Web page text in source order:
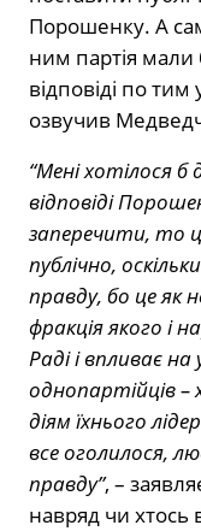
Порошенку. А
ним партія мали
відповіді по тим
озвучив
“Мені хотілося б
відповіді
заперечити, то
публічно,
правду, бо це як
фракція якого і
Раді і впливає
однопартійців
діям їхнього
все оголилося,
правду”, –
навряд чи хтось